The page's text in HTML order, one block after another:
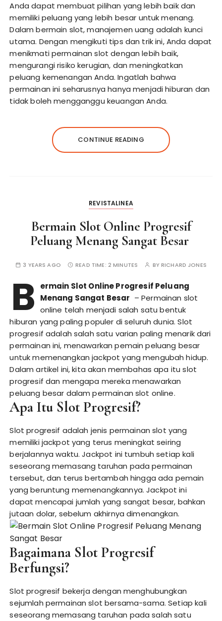
Anda dapat membuat pilihan yang lebih baik dan
memiliki peluang yang lebih besar untuk menang.
Dalam bermain slot, manajemen uang adalah kunci
utama. Dengan mengikuti tips dan trik ini, Anda dapat
menikmati permainan slot dengan lebih baik,
mengurangi risiko kerugian, dan meningkatkan
peluang kemenangan Anda. Ingatlah bahwa
permainan ini seharusnya hanya menjadi hiburan dan
tidak boleh mengganggu keuangan Anda.
CONTINUE READING
REVISTALINEA
Bermain Slot Online Progresif
Peluang Menang Sangat Besar
3 YEARS AGO READ TIME: 2 MINUTES BYRICHARD JONES
B
ermain Slot Online Progresif Peluang
Menang Sangat Besar – Permainan slot
online telah menjadi salah satu bentuk
hiburan yang paling populer di seluruh dunia. Slot
progresif adalah salah satu varian paling menarik dari
permainan ini, menawarkan pemain peluang besar
untuk memenangkan jackpot yang mengubah hidup.
Dalam artikel ini, kita akan membahas apa itu slot
progresif dan mengapa mereka menawarkan
peluang besar dalam permainan slot online.
Apa Itu Slot Progresif?
Slot progresif adalah jenis permainan slot yang
memiliki jackpot yang terus meningkat seiring
berjalannya waktu. Jackpot ini tumbuh setiap kali
seseorang memasang taruhan pada permainan
tersebut, dan terus bertambah hingga ada pemain
yang beruntung memenangkannya. Jackpot ini
dapat mencapai jumlah yang sangat besar, bahkan
jutaan dolar, sebelum akhirnya dimenangkan.
Bagaimana Slot Progresif
Berfungsi?
Slot progresif bekerja dengan menghubungkan
sejumlah permainan slot bersama-sama. Setiap kali
seseorang memasang taruhan pada salah satu